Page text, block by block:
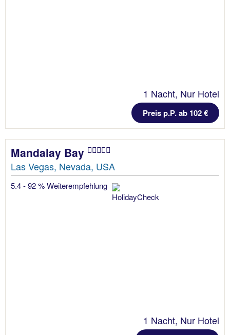
1 Nacht, Nur Hotel
Preis p.P. ab 102 €
Mandalay Bay
Las Vegas, Nevada, USA
5.4 - 92 % Weiterempfehlung
1 Nacht, Nur Hotel